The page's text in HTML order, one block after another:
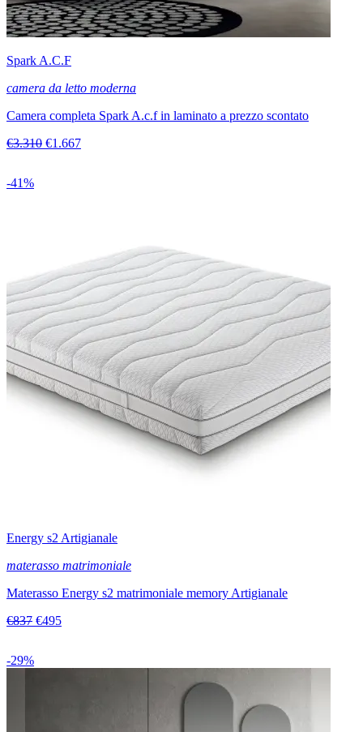
Spark A.C.F
camera da letto moderna
Camera completa Spark A.c.f in laminato a prezzo scontato
€3.310 €1.667
-41%
Energy s2 Artigianale
materasso matrimoniale
Materasso Energy s2 matrimoniale memory Artigianale
€837 €495
-29%